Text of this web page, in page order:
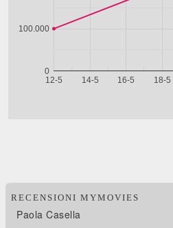
RECENSIONI MYMOVIES
Paola Casella